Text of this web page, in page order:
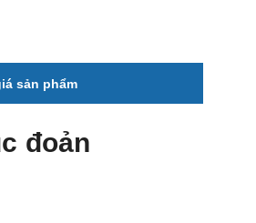
sản phẩm
đoản